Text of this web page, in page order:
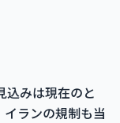
込みは現在のと
ランの規制も当